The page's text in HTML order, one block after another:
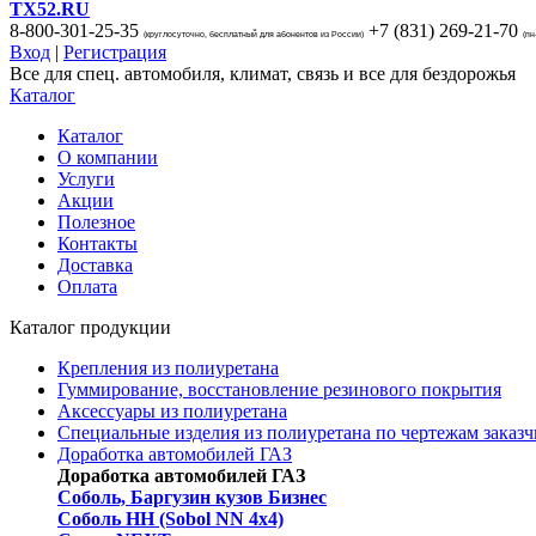
TX52.RU
8-800-301-25-35 (круглосуточно, бесплатный для абонентов из России) +7 (831) 269-21-70
Вход | Регистрация
Все для спец. автомобиля, климат, связь и все для бездорожья
Каталог
Каталог
О компании
Услуги
Акции
Полезное
Контакты
Доставка
Оплата
Каталог продукции
Крепления из полиуретана
Гуммирование, восстановление резинового покрытия
Аксессуары из полиуретана
Специальные изделия из полиуретана по чертежам
Доработка автомобилей ГАЗ
Доработка автомобилей ГАЗ
Соболь, Баргузин кузов Бизнес
Соболь НН (Sobol NN 4x4)